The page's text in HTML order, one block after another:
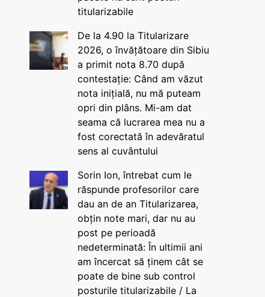
titularizabile
De la 4.90 la Titularizare
2026, o învățătoare din Sibiu
a primit nota 8.70 după
contestație: Când am văzut
nota inițială, nu mă puteam
opri din plâns. Mi-am dat
seama că lucrarea mea nu a
fost corectată în adevăratul
sens al cuvântului
Sorin Ion, întrebat cum le
răspunde profesorilor care
dau an de an Titularizarea,
obțin note mari, dar nu au
post pe perioadă
nedeterminată: În ultimii ani
am încercat să ținem cât se
poate de bine sub control
posturile titularizabile / La